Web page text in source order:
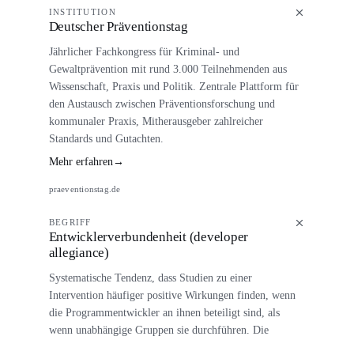
INSTITUTION
Deutscher Präventionstag
Jährlicher Fachkongress für Kriminal- und
Gewaltprävention mit rund 3.000 Teilnehmenden aus
Wissenschaft, Praxis und Politik. Zentrale Plattform für
den Austausch zwischen Präventionsforschung und
kommunaler Praxis, Mitherausgeber zahlreicher
Standards und Gutachten.
Mehr erfahren →
praeventionstag.de
BEGRIFF
Entwicklerverbundenheit (developer
allegiance)
Systematische Tendenz, dass Studien zu einer
Intervention häufiger positive Wirkungen finden, wenn
die Programmentwickler an ihnen beteiligt sind, als
wenn unabhängige Gruppen sie durchführen. Die